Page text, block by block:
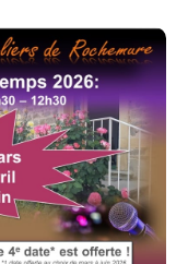
collectif
du fun
rock, variété,